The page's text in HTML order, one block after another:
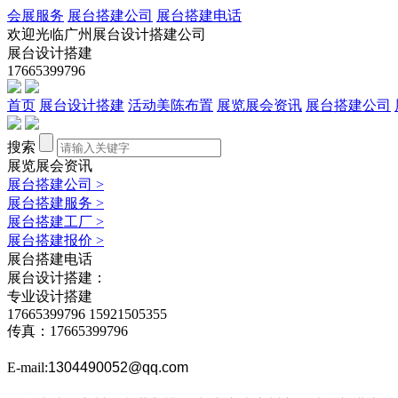
会展服务 展台搭建公司 展台搭建电话
欢迎光临广州展台设计搭建公司
展台设计搭建
17665399796
首页 展台设计搭建 活动美陈布置 展览展会资讯 展台搭建公司
搜索
展览展会资讯
展台搭建公司 >
展台搭建服务 >
展台搭建工厂 >
展台搭建报价 >
展台搭建电话
展台设计搭建：
专业设计搭建
17665399796 15921505355
传真：17665399796
E-mail:1304490052@qq.com